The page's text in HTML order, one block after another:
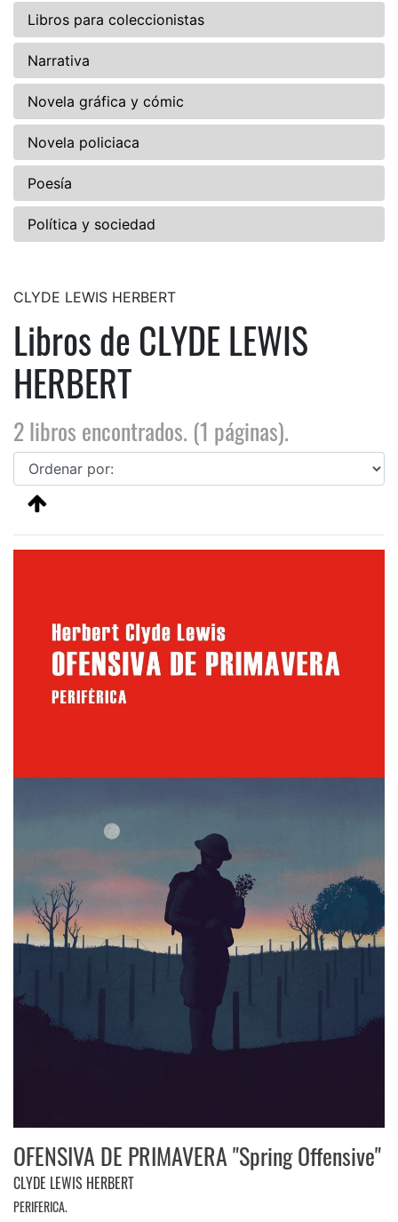
Libros para coleccionistas
Narrativa
Novela gráfica y cómic
Novela policiaca
Poesía
Política y sociedad
CLYDE LEWIS HERBERT
Libros de CLYDE LEWIS
HERBERT
2 libros encontrados. (1 páginas).
OFENSIVA DE PRIMAVERA "Spring Offensive"
CLYDE LEWIS HERBERT
PERIFERICA.